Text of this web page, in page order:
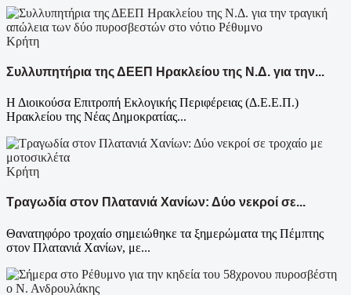
Κρήτη
Συλλυπητήρια της ΔΕΕΠ Ηρακλείου της Ν.Δ. για την...
Η Διοικούσα Επιτροπή Εκλογικής Περιφέρειας (Δ.Ε.Ε.Π.)
Ηρακλείου της Νέας Δημοκρατίας...
Κρήτη
Τραγωδία στον Πλατανιά Χανίων: Δύο νεκροί σε...
Θανατηφόρο τροχαίο σημειώθηκε τα ξημερώματα της Πέμπτης
στον Πλατανιά Χανίων, με...